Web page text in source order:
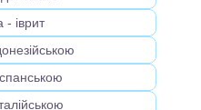
іврит